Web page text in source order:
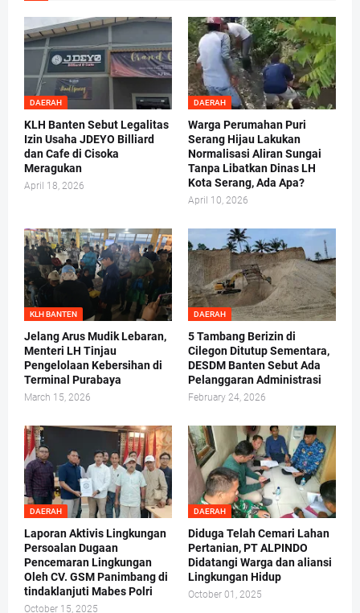
DAERAH
KLH Banten Sebut Legalitas
Izin Usaha JDEYO Billiard
dan Cafe di Cisoka
Meragukan
April 18, 2026
DAERAH
Warga Perumahan Puri
Serang Hijau Lakukan
Normalisasi Aliran Sungai
Tanpa Libatkan Dinas LH
Kota Serang, Ada Apa?
April 10, 2026
KLH BANTEN
Jelang Arus Mudik Lebaran,
Menteri LH Tinjau
Pengelolaan Kebersihan di
Terminal Purabaya
March 15, 2026
DAERAH
5 Tambang Berizin di
Cilegon Ditutup Sementara,
DESDM Banten Sebut Ada
Pelanggaran Administrasi
February 24, 2026
DAERAH
Laporan Aktivis Lingkungan
Persoalan Dugaan
Pencemaran Lingkungan
Oleh CV. GSM Panimbang di
tindaklanjuti Mabes Polri
October 15, 2025
DAERAH
Diduga Telah Cemari Lahan
Pertanian, PT ALPINDO
Didatangi Warga dan aliansi
Lingkungan Hidup
October 01, 2025